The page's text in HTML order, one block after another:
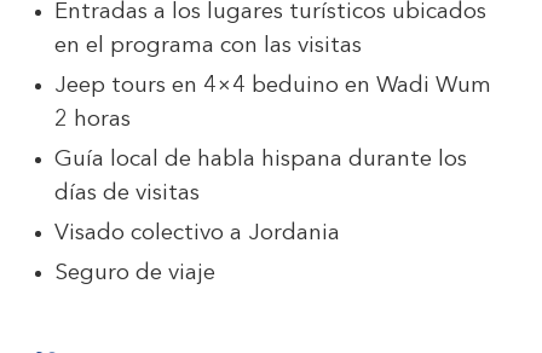
Entradas a los lugares turísticos ubicados
en el programa con las visitas
Jeep tours en 4×4 beduino en Wadi Wum
2 horas
Guía local de habla hispana durante los
días de visitas
Visado colectivo a Jordania
Seguro de viaje